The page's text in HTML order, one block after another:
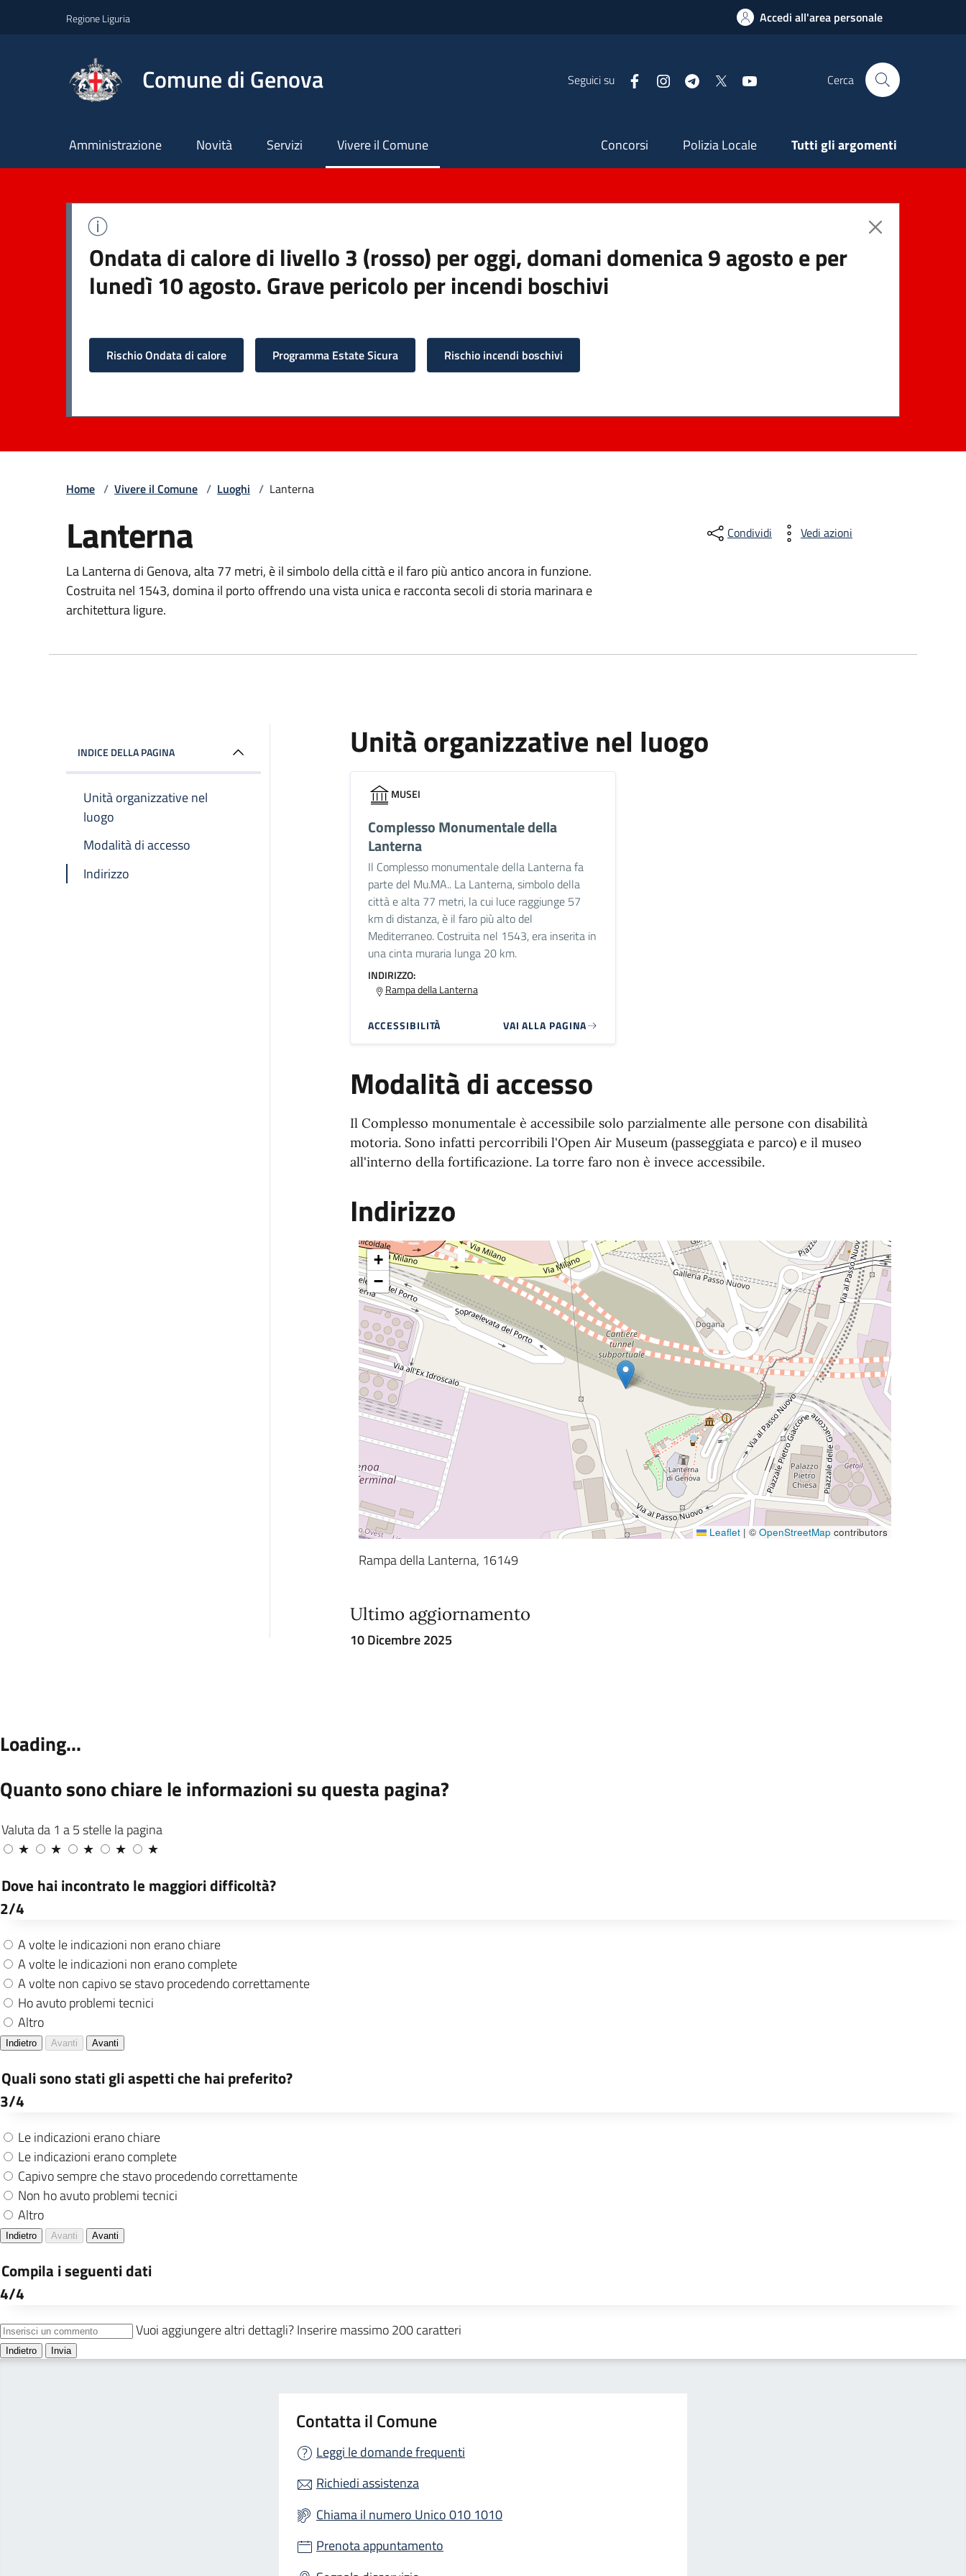
Regione Liguria Accedi all'area personale
Comune di Genova Seguici su FacebookInstagramTelegram Cerca
Principale
Amministrazione Novità Servizi Vivere il Comune Secondaria
Concorsi Polizia Locale Tutti gli argomenti
Ondata di calore di livello 3 (rosso) per oggi, domani domenica 9 agosto e per
lunedì 10 agosto. Grave pericolo per incendi boschivi
Rischio Ondata di calore Programma Estate Sicura Rischio incendi boschivi
Home / Vivere il Comune / Luoghi / Lanterna
Lanterna
La Lanterna di Genova, alta 77 metri, è il simbolo della città e il faro più antico ancora in funzione.
Costruita nel 1543, domina il porto offrendo una vista unica e racconta secoli di storia marinara e
architettura ligure.
Condividi Vedi azioni
INDICE DELLA PAGINA
Unità organizzative nel
luogo
Modalità di accesso
Indirizzo
Unità organizzative nel luogo
MUSEI
Complesso Monumentale della
Lanterna
Il Complesso monumentale della Lanterna fa
parte del Mu.MA.. La Lanterna, simbolo della
città e alta 77 metri, la cui luce raggiunge 57
km di distanza, è il faro più alto del
Mediterraneo. Costruita nel 1543, era inserita in
una cinta muraria lunga 20 km.
INDIRIZZO:
Rampa della Lanterna
ACCESSIBILITÀ VAI ALLA PAGINA
Modalità di accesso
Il Complesso monumentale è accessibile solo parzialmente alle persone con disabilità
motoria. Sono infatti percorribili l'Open Air Museum (passeggiata e parco) e il museo
all'interno della fortificazione. La torre faro non è invece accessibile.
Indirizzo
+
−
Leaflet | © OpenStreetMap contributors
Rampa della Lanterna, 16149
Ultimo aggiornamento
10 Dicembre 2025
Contatta il Comune
Leggi le domande frequenti
Richiedi assistenza
Chiama il numero Unico 010 1010
Prenota appuntamento